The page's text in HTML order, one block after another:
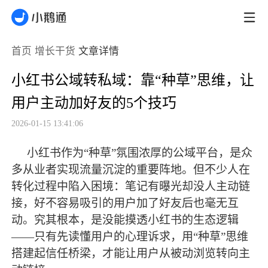
首页 增长干货 文章详情
小红书公域转私域：靠“种草”思维，让
用户主动加好友的5个技巧
2026-01-15 13:41:06
小红书作为“种草”氛围浓厚的公域平台，是众
多从业者实现流量沉淀的重要阵地。但不少人在
转化过程中陷入困境：笔记有曝光却没人主动链
接，好不容易吸引的用户加了好友后也毫无互
动。究其根本，是没能摸透小红书的生态逻辑
——只有先读懂用户的心理诉求，用“种草”思维
搭建起信任桥梁，才能让用户从被动浏览转向主